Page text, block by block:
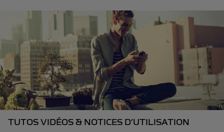
TUTOS VIDÉOS & NOTICES D’UTILISATION